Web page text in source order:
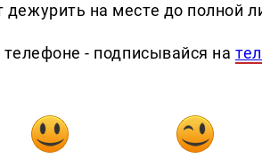
на месте до полной
- подписывайся на